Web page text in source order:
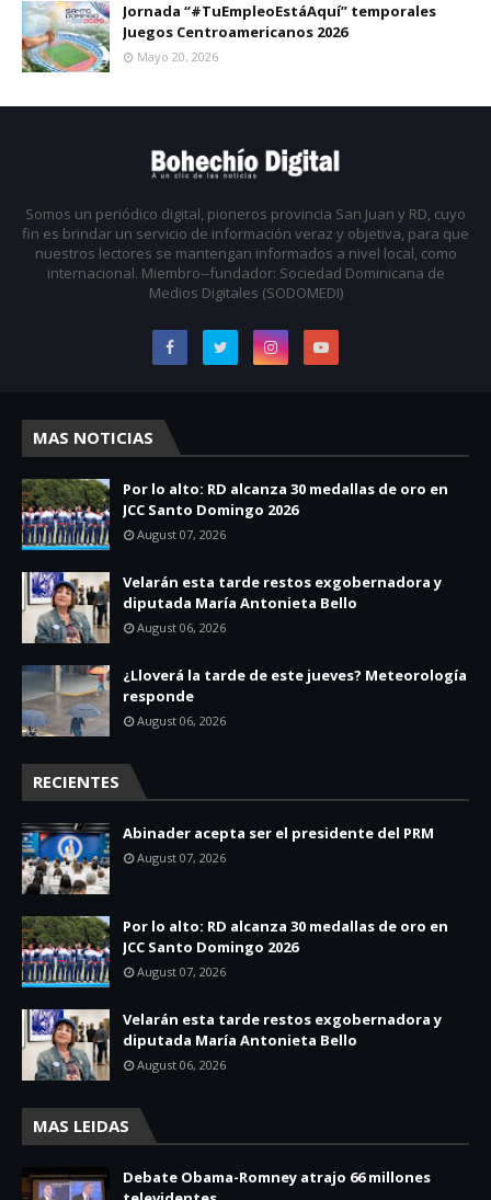
Jornada “#TuEmpleoEstáAquí” temporales
Juegos Centroamericanos 2026
Mayo 20, 2026
Somos un periódico digital, pioneros provincia San Juan y RD, cuyo
fin es brindar un servicio de información veraz y objetiva, para que
nuestros lectores se mantengan informados a nivel local, como
internacional. Miembro--fundador: Sociedad Dominicana de
Medios Digitales (SODOMEDI)
MAS NOTICIAS
Por lo alto: RD alcanza 30 medallas de oro en
JCC Santo Domingo 2026
August 07, 2026
Velarán esta tarde restos exgobernadora y
diputada María Antonieta Bello
August 06, 2026
¿Lloverá la tarde de este jueves? Meteorología
responde
August 06, 2026
RECIENTES
Abinader acepta ser el presidente del PRM
August 07, 2026
Por lo alto: RD alcanza 30 medallas de oro en
JCC Santo Domingo 2026
August 07, 2026
Velarán esta tarde restos exgobernadora y
diputada María Antonieta Bello
August 06, 2026
MAS LEIDAS
Debate Obama-Romney atrajo 66 millones